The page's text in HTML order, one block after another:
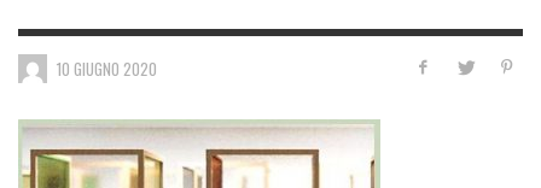
10 GIUGNO 2020